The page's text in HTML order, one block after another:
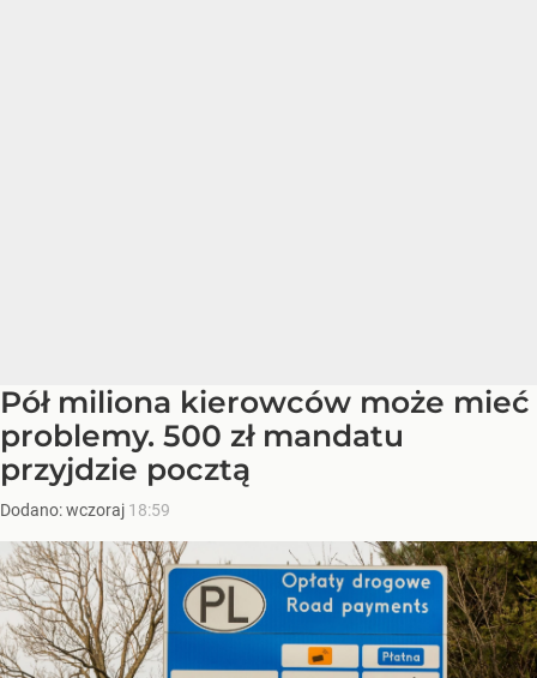
Pół miliona kierowców może mieć
problemy. 500 zł mandatu
przyjdzie pocztą
Dodano:wczoraj 18:59